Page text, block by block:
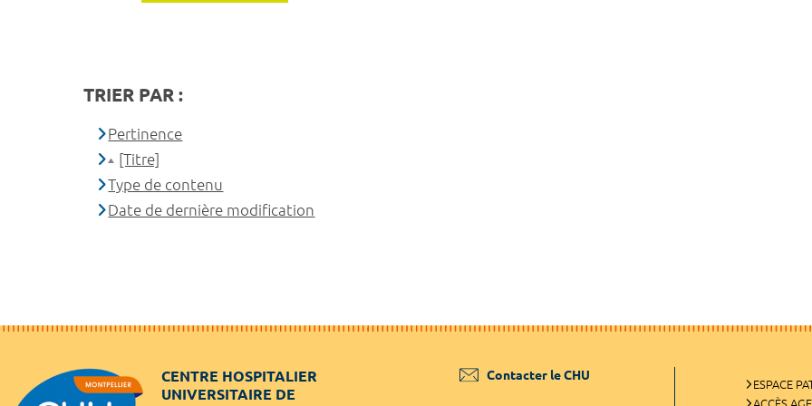
TRIER PAR :
Pertinence
[Titre]
Type de contenu
Date de dernière modification
CENTRE HOSPITALIER
UNIVERSITAIRE DE
Contacter le CHU
ESPACE
ACCÈS